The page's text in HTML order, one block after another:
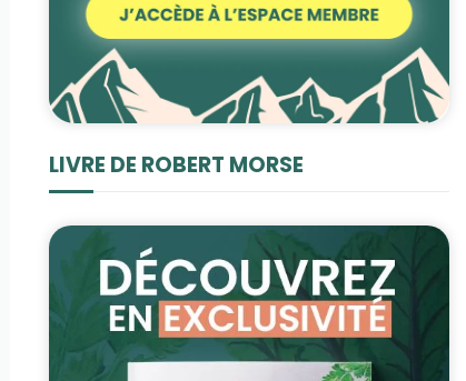
LIVRE DE ROBERT MORSE